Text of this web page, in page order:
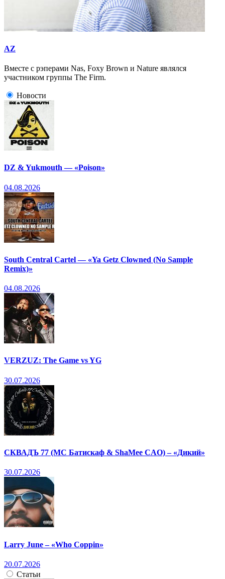
AZ
Вместе с рэперами Nas, Foxy Brown и Nature являлся
участником группы The Firm.
Новости
DZ & Yukmouth — «Poison»
04.08.2026
South Central Cartel — «Ya Getz Clowned (No Sample
Remix)»
04.08.2026
VERZUZ: The Game vs YG
30.07.2026
СКВАДЪ 77 (МС Батискаф & ShaMee CAO) – «Дикий»
30.07.2026
Larry June – «Who Coppin»
20.07.2026
Статьи